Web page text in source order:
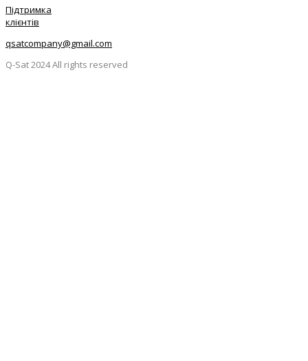
Підтримка
клієнтів
qsatcompany@gmail.com
Q-Sat 2024 All rights reserved